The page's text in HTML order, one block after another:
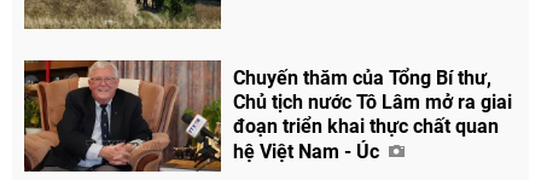
Chia sẻ
Chuyến thăm của Tổng Bí thư,
Chủ tịch nước Tô Lâm mở ra giai
đoạn triển khai thực chất quan
hệ Việt Nam - Úc